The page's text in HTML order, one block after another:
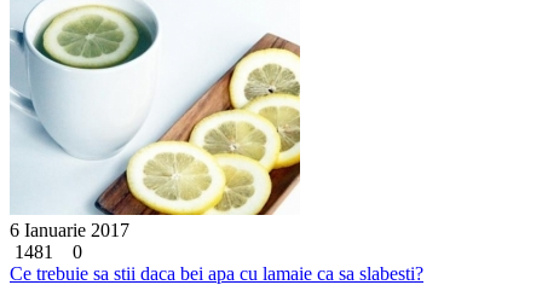
6 Ianuarie 2017
1481
0
Ce trebuie sa stii daca bei apa cu lamaie ca sa slabesti?